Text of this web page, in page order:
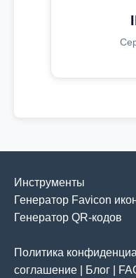
Инструменты
Генератор Favicon
Генератор QR-кодов
Политика
соглашение
Блог